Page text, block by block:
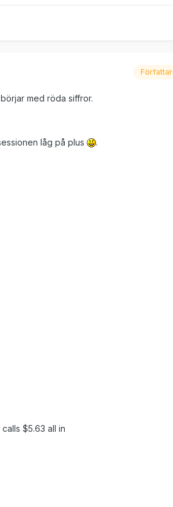
med röda siffror.
låg på plus .
calls $5.63 all in